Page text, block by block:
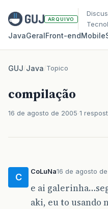
ARQUIVO
JavaGeralFront‑endMobile
GUJ/Java/Topico
compilação
16 de agosto de 2005 1
C
CoLuNa16 de agosto
e ai
aki, eu to usando